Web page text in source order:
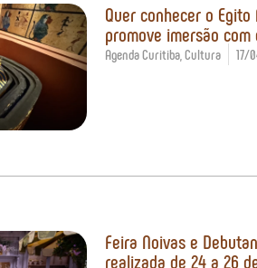
Quer conhecer o
promove imersão
Agenda Curitiba, Cultura 17/
Feira Noivas e
realizada de 24 a 26